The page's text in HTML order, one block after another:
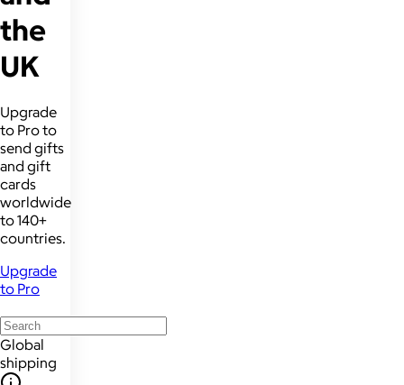
the
UK
Upgrade
to Pro to
send gifts
and gift
cards
worldwide
to 140+
countries.
Upgrade
to Pro
Global
shipping